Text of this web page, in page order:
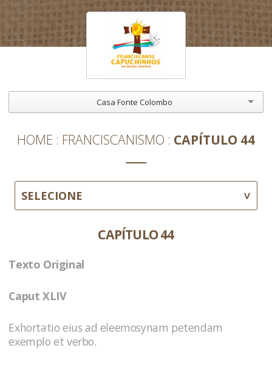
Casa Fonte Colombo
HOME FRANCISCANISMO CAPÍTULO 44
SELECIONE
CAPÍTULO 44
Texto Original
Caput XLIV
Exhortatio eius ad eleemosynam petendam
exemplo et verbo.